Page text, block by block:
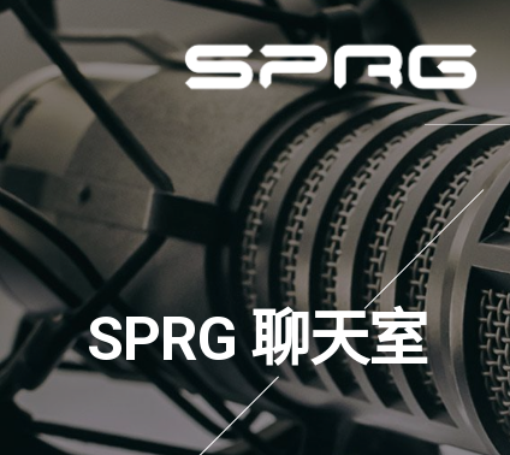
SPRG 聊天室